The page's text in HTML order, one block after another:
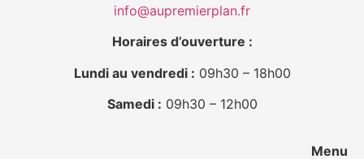
info@aupremierplan.fr
Horaires d’ouverture :
Lundi au vendredi : 09h30 – 18h00
Samedi : 09h30 – 12h00
Menu